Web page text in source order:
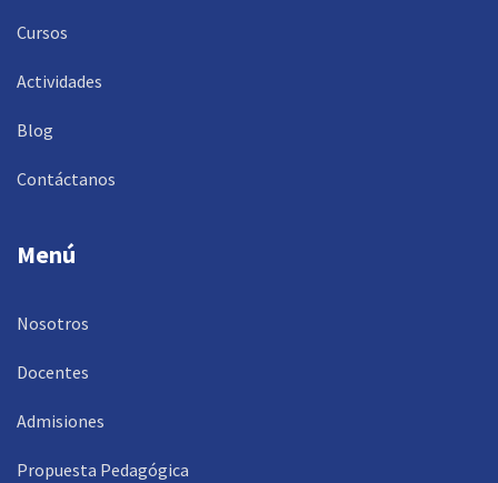
Cursos
Actividades
Blog
Contáctanos
Menú
Nosotros
Docentes
Admisiones
Propuesta Pedagógica